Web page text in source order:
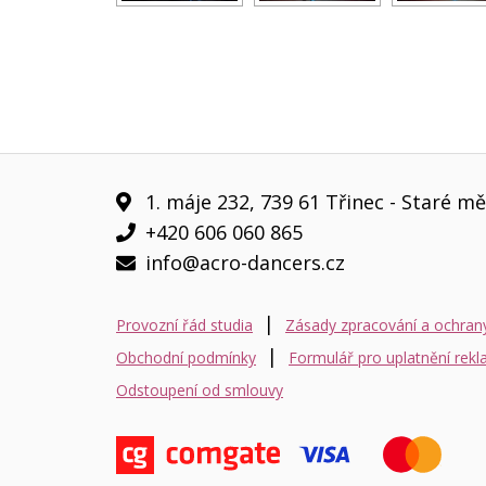
1. máje 232, 739 61 Třinec - Staré
+420 606 060 865
info@acro-dancers.cz
Provozní řád studia |
Zásady zpracování a
Obchodní podmínky
|
Formulář pro uplatnění
Odstoupení od smlouvy